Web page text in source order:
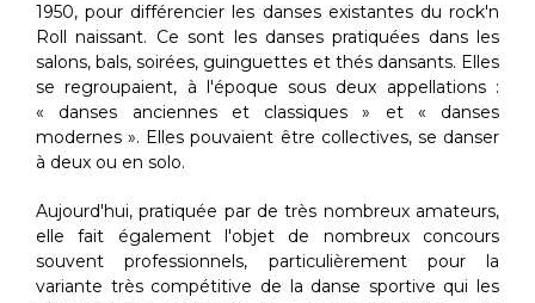
1950, pour différencier les danses existantes du rock'n
Roll naissant. Ce sont les danses pratiquées dans les
salons, bals, soirées, guinguettes et thés dansants. Elles
se regroupaient, à l'époque sous deux appellations :
« danses anciennes et classiques » et « danses
modernes ». Elles pouvaient être collectives, se danser
à deux ou en solo.
Aujourd'hui, pratiquée par de très nombreux amateurs,
elle fait également l'objet de nombreux concours
souvent professionnels, particulièrement pour la
variante très compétitive de la danse sportive qui les